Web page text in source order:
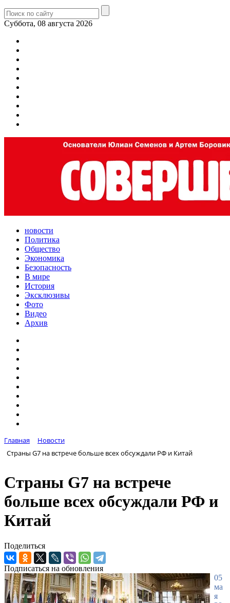
Суббота, 08 августа 2026
новости
Политика
Общество
Экономика
Безопасность
В мире
История
Эксклюзивы
Фото
Видео
Архив
Главная
Новости
Страны G7 на встрече больше всех обсуждали РФ и Китай
Страны G7 на встрече
больше всех обсуждали РФ и
Китай
Поделиться
Подписаться на обновления
05
ма
я